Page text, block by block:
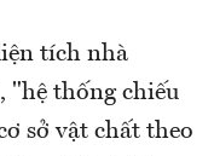
tích nhà
"hệ thống chiếu
sở vật chất theo